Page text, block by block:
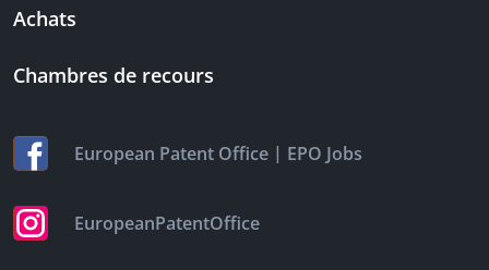
Achats
Chambres de recours
European Patent Office | EPO Jobs
EuropeanPatentOffice